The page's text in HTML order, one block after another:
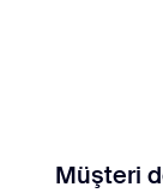
Müşteri